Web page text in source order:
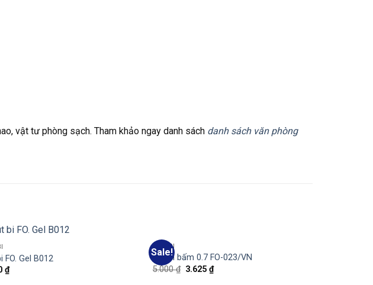
vật tư phòng sạch. Tham khảo ngay danh sách danh sách văn phòng
FO. Gel B012
₫
Sale!
BÚT BI
Bút bi bấm 0.7 FO-023/VN
5.000₫ 3.625₫